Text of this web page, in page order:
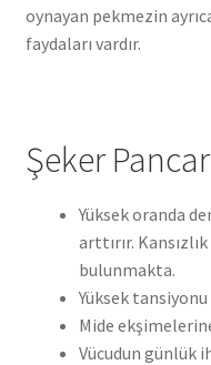
oynayan pekmezin
faydaları vardır.
Şeker
Yüksek oranda
arttırır.
bulunmakta.
Yüksek tansiyonu
Mide
Vücudun günlük